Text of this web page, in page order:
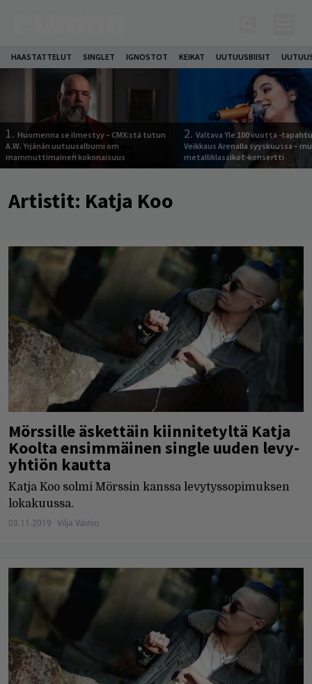
HAASTATTELUT SINGLET IGNOSTOT KEIKAT UUTUUSBIISIT
1. Huomenna se ilmestyy – CMX:stä tutun
A.W. Yrjänän uutuusalbumi om
mammuttimainen kokonaisuus
2. Valtava Yle 100 vuotta -
Veikkaus Arenalla syyskuussa –
metalliklassikot-konsertti
Artistit: Katja Koo
Mörssille äskettäin kiinnitetyltä Katja
Koolta ensimmäinen single uuden levy-
yhtiön kautta
Katja Koo solmi Mörssin kanssa levytyssopimuksen
lokakuussa.
03.11.2019 Vilja Vainio